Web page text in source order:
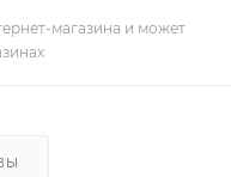
магазина и может